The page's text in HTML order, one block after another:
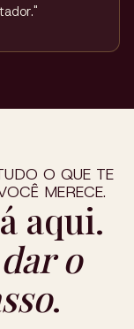
O QUE TE
MERECE.
aqui.
o
.